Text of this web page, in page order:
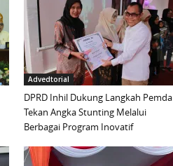
Advedtorial
DPRD Inhil Dukung Langkah Pemda
Tekan Angka Stunting Melalui
Berbagai Program Inovatif